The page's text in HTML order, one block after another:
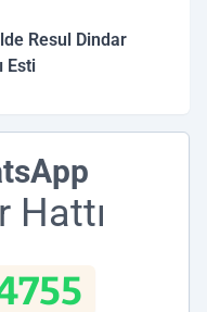
Resul Dindar
Esti
Hattı